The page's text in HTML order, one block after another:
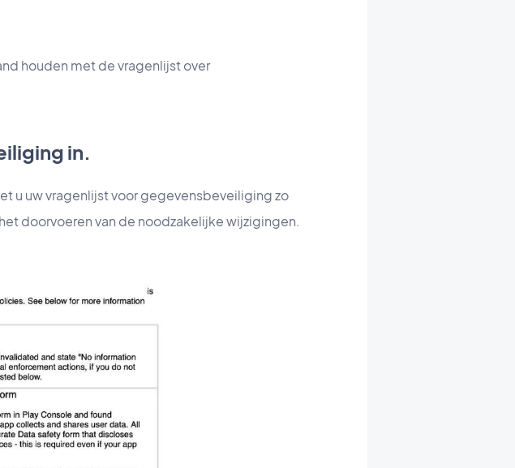
houden met de vragenlijst over
in.
u uw vragenlijst voor gegevensbeveiliging zo
doorvoeren van de noodzakelijke wijzigingen.